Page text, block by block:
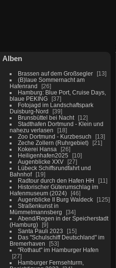
Alben
Brassen auf dem Großsegler
13
(B)laue Sommernacht am
Hafenrand
26
Hamburg: Blue Port, Cruise Days,
blaue PEKING
37
Fotojagd im Landschaftspark
Duisburg-Nord
39
Brunsbüttel bei Nacht
12
Stadthafen Dortmund - Klein und
nahezu verlasen
18
Zoo Dortmund - Kurzbesuch
13
Zeche Zollern (Ruhrgebiet)
21
Kokerei Hansa
26
Heiligenhafen2025
10
Augenblicke XXV
27
Lübeck Schiffsrundfahrt und
Bahnhof
19
Radtour durch den Hafen HH
11
Historischer Güterumschlag im
Hafenmuseum (2024)
46
Augenblicke II Burg Waldeck
125
Straßenkunst in
Mümmelmannsberg
34
Abend/Regen in der Speicherstadt
(Hamburg)
9
Santa Pauli 2023
15
Das "Schulschiff Deutschland" im
Bremerhaven
53
"Rothaut" im Hamburger Hafen
27
Hamburger Fernsehturm,